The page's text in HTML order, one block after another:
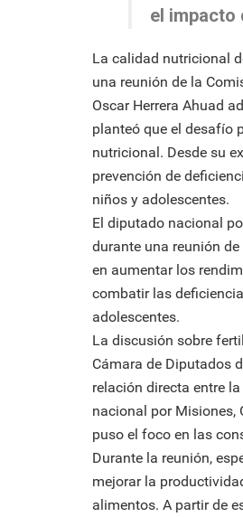
el impacto
La calidad nutricional
una reunión de la
Oscar Herrera Ahuad
planteó que el desafío
nutricional. Desde su
prevención de
niños y adolescentes.
El diputado nacional
durante una reunión
en aumentar los
combatir las
adolescentes.
La discusión sobre
Cámara de Diputados
relación directa entre
nacional por Misiones,
puso el foco en las
Durante la reunión,
mejorar la
alimentos. A partir de